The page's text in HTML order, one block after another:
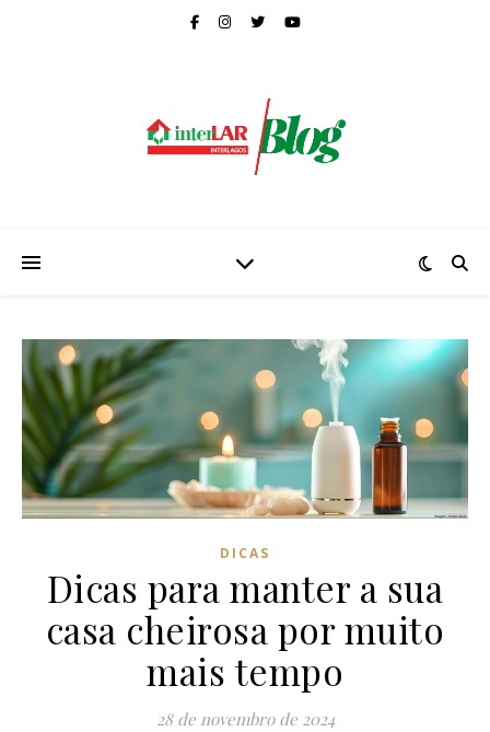
DICAS
Dicas para manter a sua
casa cheirosa por muito
mais tempo
28 de novembro de 2024